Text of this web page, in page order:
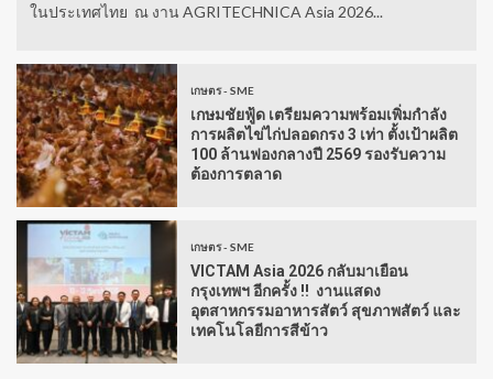
ในประเทศไทย ณ งาน AGRITECHNICA Asia 2026...
เกษตร - SME
เกษมชัยฟู้ด เตรียมความพร้อมเพิ่มกำลัง
การผลิตไข่ไก่ปลอดกรง 3 เท่า ตั้งเป้าผลิต
100 ล้านฟองกลางปี 2569 รองรับความ
ต้องการตลาด
เกษตร - SME
VICTAM Asia 2026 กลับมาเยือน
กรุงเทพฯ อีกครั้ง !! งานแสดง
อุตสาหกรรมอาหารสัตว์ สุขภาพสัตว์ และ
เทคโนโลยีการสีข้าว